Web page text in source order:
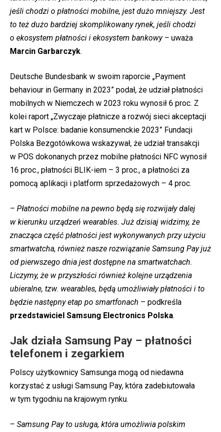
jeśli chodzi o płatności mobilne, jest dużo mniejszy. Jest
to też dużo bardziej skomplikowany rynek, jeśli chodzi
o ekosystem płatności i ekosystem bankowy – uważa
Marcin Garbarczyk.
Deutsche Bundesbank w swoim raporcie „Payment
behaviour in Germany in 2023” podał, że udział płatności
mobilnych w Niemczech w 2023 roku wynosił 6 proc. Z
kolei raport „Zwyczaje płatnicze a rozwój sieci akceptacji
kart w Polsce: badanie konsumenckie 2023” Fundacji
Polska Bezgotówkowa wskazywał, że udział transakcji
w POS dokonanych przez mobilne płatności NFC wynosił
16 proc., płatności BLIK-iem – 3 proc., a płatności za
pomocą aplikacji i platform sprzedażowych – 4 proc.
– Płatności mobilne na pewno będą się rozwijały dalej
w kierunku urządzeń wearables. Już dzisiaj widzimy, że
znacząca część płatności jest wykonywanych przy użyciu
smartwatcha, również nasze rozwiązanie Samsung Pay już
od pierwszego dnia jest dostępne na smartwatchach.
Liczymy, że w przyszłości również kolejne urządzenia
ubieralne, tzw. wearables, będą umożliwiały płatności i to
będzie następny etap po smartfonach – podkreśla
przedstawiciel Samsung Electronics Polska.
Jak działa Samsung Pay – płatności
telefonem i zegarkiem
Polscy użytkownicy Samsunga mogą od niedawna
korzystać z usługi Samsung Pay, która zadebiutowała
w tym tygodniu na krajowym rynku.
– Samsung Pay to usługa, która umożliwia polskim